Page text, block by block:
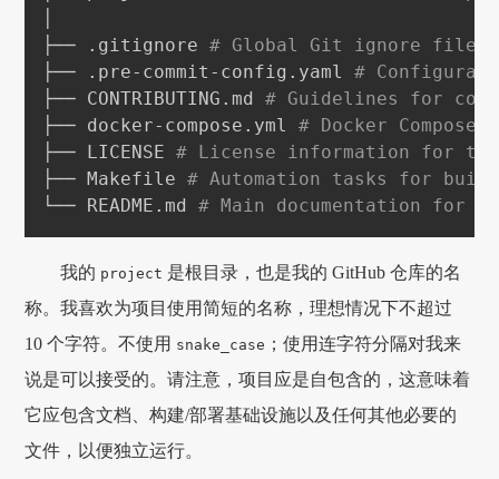
├── .gitignore # Global Git ignore file
├── .pre-commit-config.yaml #
├── CONTRIBUTING.md # Guidelines for
├── docker-compose.yml # Docker
├── LICENSE # License information for
├── Makefile # Automation tasks for
└── README.md # Main documentation for
我的 project 是根目录，也是我的 GitHub 仓库的名
称。我喜欢为项目使用简短的名称，理想情况下不超过
10 个字符。不使用 snake_case ；使用连字符分隔对我来
说是可以接受的。请注意，项目应是自包含的，这意味着
它应包含文档、构建/部署基础设施以及任何其他必要的
文件，以便独立运行。